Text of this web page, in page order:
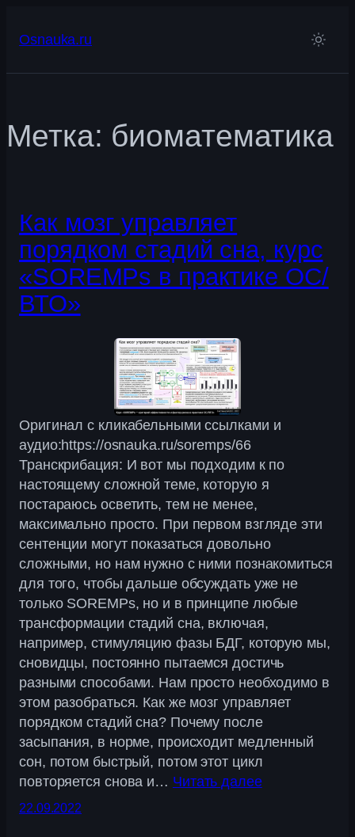
Osnauka.ru
Метка: биоматематика
Как мозг управляет
порядком стадий сна, курс
«SOREMPs в практике ОС/
ВТО»
Оригинал с кликабельными ссылками и
аудио:https://osnauka.ru/soremps/66
Транскрибация: И вот мы подходим к по
настоящему сложной теме, которую я
постараюсь осветить, тем не менее,
максимально просто. При первом взгляде эти
сентенции могут показаться довольно
сложными, но нам нужно с ними познакомиться
для того, чтобы дальше обсуждать уже не
только SOREMPs, но и в принципе любые
трансформации стадий сна, включая,
например, стимуляцию фазы БДГ, которую мы,
сновидцы, постоянно пытаемся достичь
разными способами. Нам просто необходимо в
этом разобраться. Как же мозг управляет
порядком стадий сна? Почему после
засыпания, в норме, происходит медленный
сон, потом быстрый, потом этот цикл
повторяется снова и… Читать далее
22.09.2022